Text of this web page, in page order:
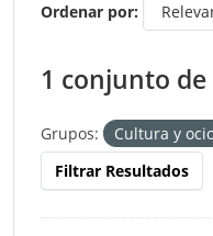
Ordenar por
1 conjunto
Grupos: Cultura y
Filtrar Resultados